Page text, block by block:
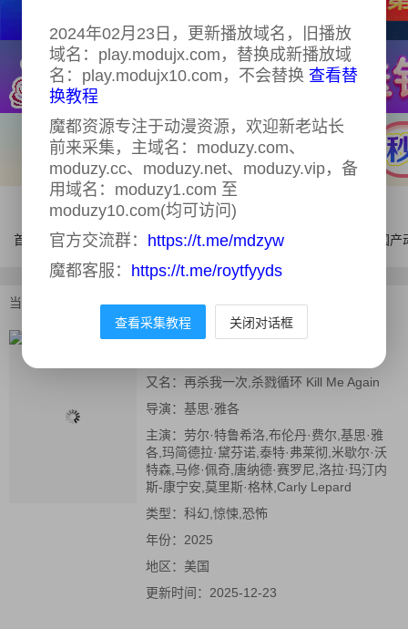
首页 电影 连续剧 综艺 体育 国
当前位置： 首页>电影>杀戮循环
又名： 再杀我一次,杀戮循环 Kill Me Again
导演： 基思·雅各
主演： 劳尔·特鲁希洛,布伦丹·费尔,基思·雅
各,玛简德拉·黛芬诺,泰特·弗莱彻,米歇尔·沃
特森,马修·佩奇,唐纳德·赛罗尼,洛拉·玛汀内
斯-康宁安,莫里斯·格林,Carly Lepard
类型： 科幻,惊悚,恐怖
年份： 2025
地区： 美国
更新时间： 2025-12-23
2024年02月23日，更新播放域名，旧播放
域名：play.modujx.com，替换成新播放域
名：play.modujx10.com，不会替换 查看替
换教程
魔都资源专注于动漫资源，欢迎新老站长
前来采集，主域名：moduzy.com、
moduzy.cc、moduzy.net、moduzy.vip，备
用域名：moduzy1.com 至
moduzy10.com(均可访问)
官方交流群： https://t.me/mdzyw
魔都客服： https://t.me/roytfyyds
查看采集教程 关闭对话框